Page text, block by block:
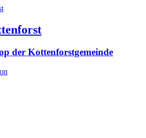
der Kottenforstgemeinde